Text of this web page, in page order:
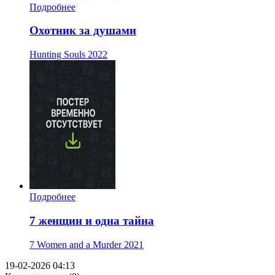
Подробнее
Охотник за душами
Hunting Souls 2022
Подробнее
7 женщин и одна тайна
7 Women and a Murder 2021
19-02-2026 04:13